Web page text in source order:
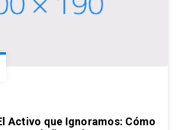
Activo que Ignoramos: Cómo